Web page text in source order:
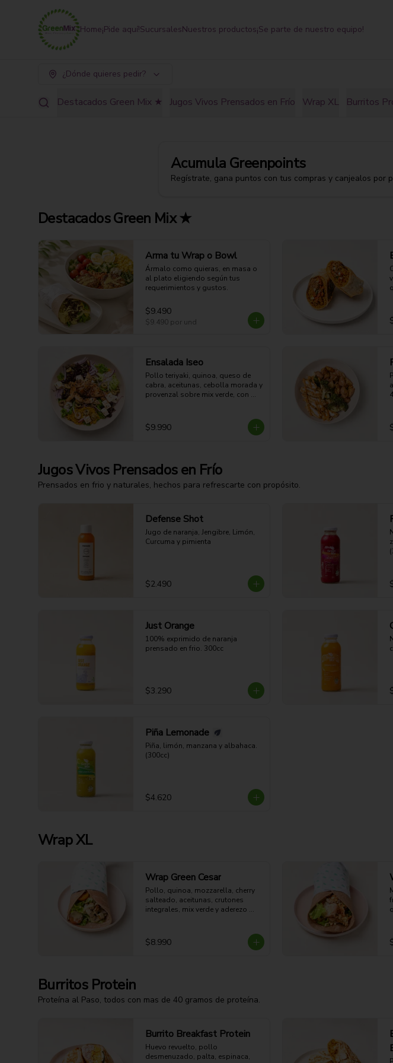
Home¡Pide aquí!SucursalesNuestros productos¡Se parte de nuestro equipo!
¿Dónde quieres pedir?
Destacados Green Mix ★ Jugos Vivos Prensados en Frío Wrap XL Burritos
Acumula Greenpoints
Regístrate, gana puntos con tus compras y canjealos por
Destacados Green Mix ★
Arma tu Wrap o Bowl
Ármalo como quieras, en masa o
al plato eligiendo según tus
requerimientos y gustos.
$9.490
$9.490 por und
Ensalada Iseo
Pollo teriyaki, quinoa, queso de
cabra, aceitunas, cebolla morada y
provenzal sobre mix verde, con
35g grasa - 5g Fibra - 633 Kcal
$9.990
Jugos Vivos Prensados en Frío
Prensados en frio y naturales, hechos para refrescarte con propósito.
Defense Shot
Jugo de naranja, Jengibre, Limón,
Curcuma y pimienta
$2.490
Just Orange
100% exprimido de naranja
prensado en frio. 300cc
$3.290
Piña Lemonade
Piña, limón, manzana y albahaca.
(300cc)
$4.620
Wrap XL
Wrap Green Cesar
Pollo, quinoa, mozzarella, cherry
salteado, aceitunas, crutones
integrales, mix verde y aderezo
$8.990
Burritos Protein
Proteína al Paso, todos con mas de 40 gramos de proteína.
Burrito Breakfast Protein
Huevo revuelto, pollo
desmenuzado, palta, espinaca,